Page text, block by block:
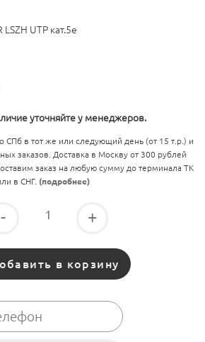
UTP кат.5e
уточняйте у менеджеров.
СПб в тот же или следующий день (от 15 т.р.) и
заказов. Доставка в Москву от 300 рублей
заказ на любую сумму до терминала ТК
в СНГ. (подробнее)
- +
в корзину